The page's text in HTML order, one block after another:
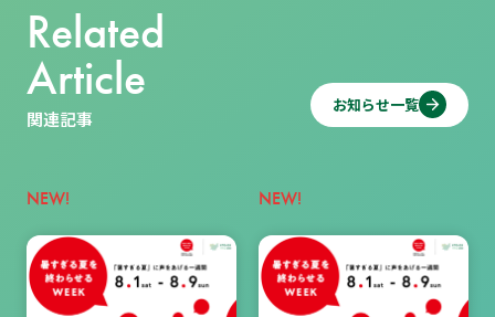
Related
Article
関連記事
お知らせ一覧
NEW! NEW!